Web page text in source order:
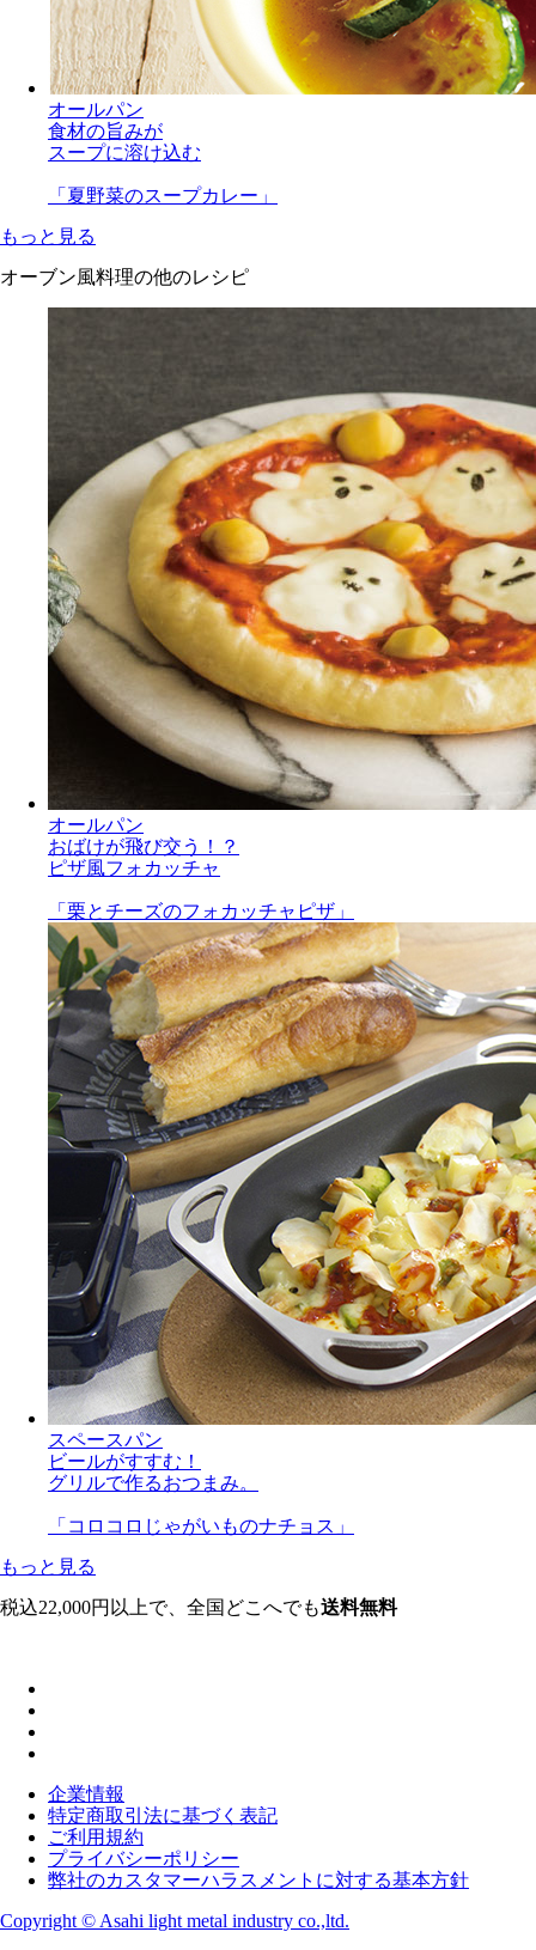
オールパン
食材の旨みが
スープに溶け込む
「夏野菜のスープカレー」
もっと見る
オーブン風料理の他のレシピ
オールパン
おばけが飛び交う！？
ピザ風フォカッチャ
「栗とチーズのフォカッチャピザ」
スペースパン
ビールがすすむ！
グリルで作るおつまみ。
「コロコロじゃがいものナチョス」
もっと見る
税込22,000円以上で、全国どこへでも送料無料
企業情報
特定商取引法に基づく表記
ご利用規約
プライバシーポリシー
弊社のカスタマーハラスメントに対する基本方針
Copyright © Asahi light metal industry co.,ltd.